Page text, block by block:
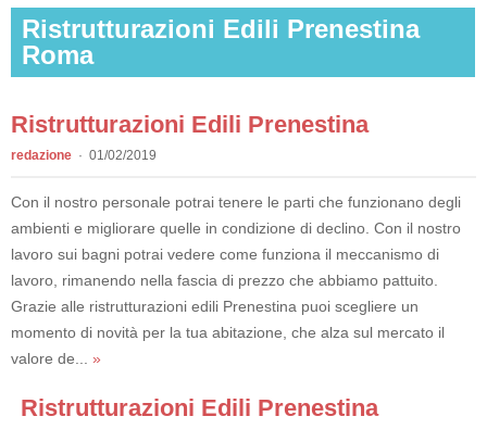
Ristrutturazioni Edili Prenestina
Roma
Ristrutturazioni Edili Prenestina
redazione 01/02/2019
Con il nostro personale potrai tenere le parti che funzionano degli
ambienti e migliorare quelle in condizione di declino. Con il nostro
lavoro sui bagni potrai vedere come funziona il meccanismo di
lavoro, rimanendo nella fascia di prezzo che abbiamo pattuito.
Grazie alle ristrutturazioni edili Prenestina puoi scegliere un
momento di novità per la tua abitazione, che alza sul mercato il
valore de... »
Ristrutturazioni Edili Prenestina